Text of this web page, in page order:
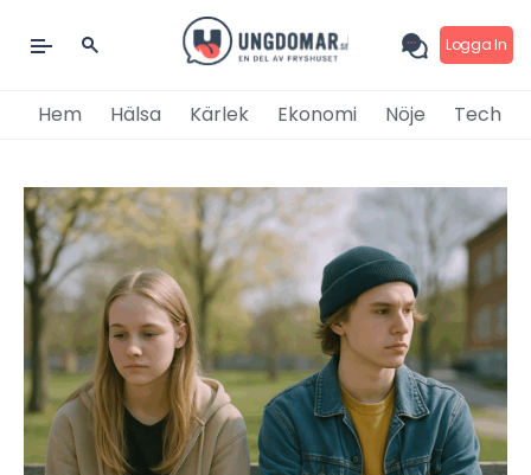
Logga In
Hem Hälsa Kärlek Ekonomi Nöje Tech